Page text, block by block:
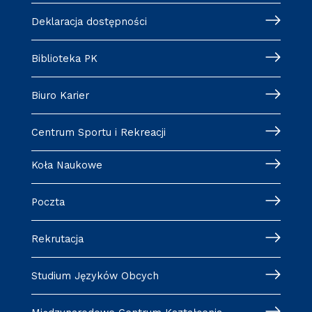
Deklaracja dostępności
Biblioteka PK
Biuro Karier
Centrum Sportu i Rekreacji
Koła Naukowe
Poczta
Rekrutacja
Studium Języków Obcych